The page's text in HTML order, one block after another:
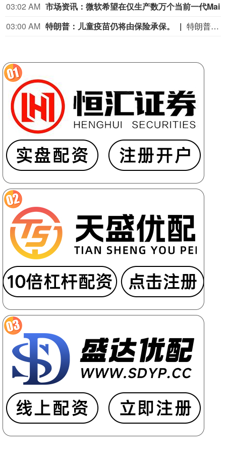
03:02 AM
03:00 AM 特朗普：儿童疫苗仍将由保险承保。 特朗普：儿童疫苗仍将由保险承保。